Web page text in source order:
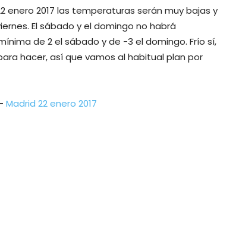
enero 2017 las temperaturas serán muy bajas y
El sábado y el domingo no habrá
de 2 el sábado y de -3 el domingo. Frío sí,
hacer, así que vamos al habitual plan por
Madrid 22 enero 2017